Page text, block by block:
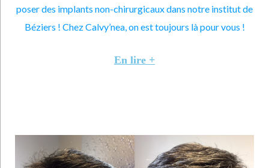
poser des implants non-chirurgicaux dans notre institut de
Béziers ! Chez Calvy’nea, on est toujours là pour vous !
En lire +